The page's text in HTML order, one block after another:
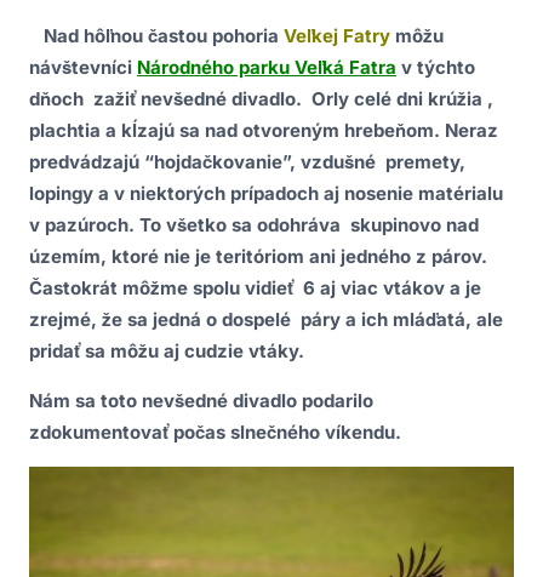
Nad hôľnou častou pohoria Veľkej Fatry môžu
návštevníci Národného parku Veľká Fatra v týchto
dňoch zažiť nevšedné divadlo. Orly celé dni krúžia ,
plachtia a kĺzajú sa nad otvoreným hrebeňom. Neraz
predvádzajú “hojdačkovanie”, vzdušné premety,
lopingy a v niektorých prípadoch aj nosenie matérialu
v pazúroch. To všetko sa odohráva skupinovo nad
územím, ktoré nie je teritóriom ani jedného z párov.
Častokrát môžme spolu vidieť 6 aj viac vtákov a je
zrejmé, že sa jedná o dospelé páry a ich mláďatá, ale
pridať sa môžu aj cudzie vtáky.
Nám sa toto nevšedné divadlo podarilo
zdokumentovať počas slnečného víkendu.